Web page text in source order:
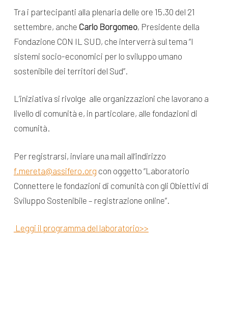
Tra i partecipanti alla plenaria delle ore 15.30 del 21
settembre, anche Carlo Borgomeo, Presidente della
Fondazione CON IL SUD, che interverrà sul tema “I
sistemi socio-economici per lo sviluppo umano
sostenibile dei territori del Sud”.
L’iniziativa si rivolge alle organizzazioni che lavorano a
livello di comunità e, in particolare, alle fondazioni di
comunità.
Per registrarsi, inviare una mail all’indirizzo
f.mereta@assifero.org con oggetto “Laboratorio
Connettere le fondazioni di comunità con gli Obiettivi di
Sviluppo Sostenibile – registrazione online”.
Leggi il programma del laboratorio>>